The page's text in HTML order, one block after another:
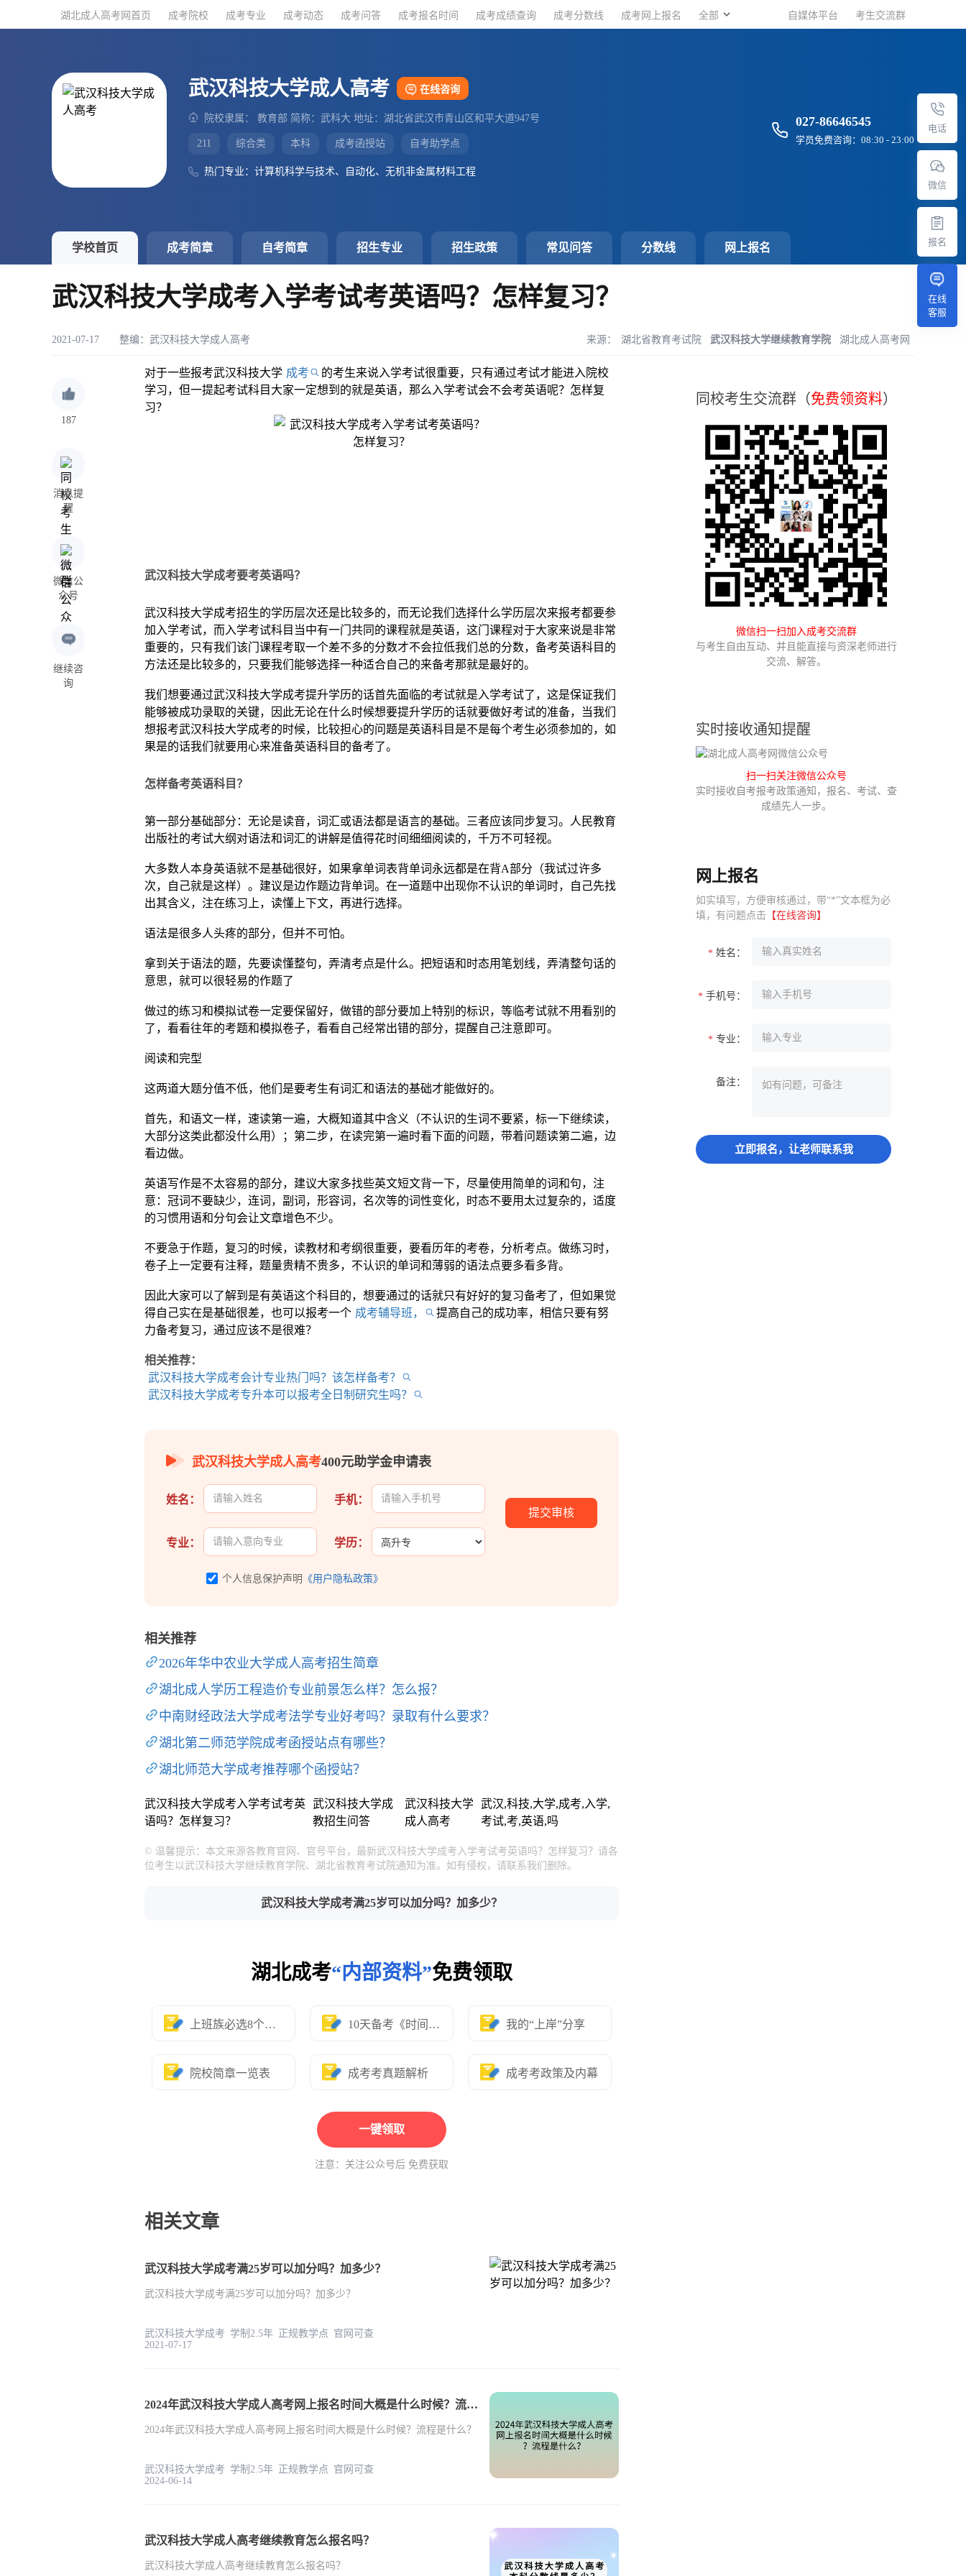
湖北成人高考网首页 成考院校 成考专业 成考动态 成考问答 成考报名时间 成考成绩查询 成考分数线 成考网上报名 全部 自媒体平台 考生交流群
武汉科技大学成人高考 在线咨询
院校隶属： 教育部 简称：武科大 地址：湖北省武汉市青山区和平大道947号
211 综合类 本科 成考函授站 自考助学点
热门专业：计算机科学与技术、自动化、无机非金属材料工程
027-86646545
学员免费咨询：08:30 - 23:00
学校首页 成考简章 自考简章 招生专业 招生政策 常见问答 分数线 网上报名
电话
微信
报名
在线
客服
武汉科技大学成考入学考试考英语吗？怎样复习？
2021-07-17 整编： 武汉科技大学成人高考 来源： 湖北省教育考试院 武汉科技大学继续教育学院 湖北成人高考网
187
消息提
醒
微信公
众号
继续咨
询
对于一些报考武汉科技大学 成考
的考生来说入学考试很重要，只有通过考试才能进入院校
学习，但一提起考试科目大家一定想到的就是英语，那么入学考试会不会考英语呢？怎样复
习？
武汉科技大学成考要考英语吗？
武汉科技大学成考招生的学历层次还是比较多的，而无论我们选择什么学历层次来报考都要参
加入学考试，而入学考试科目当中有一门共同的课程就是英语，这门课程对于大家来说是非常
重要的，只有我们该门课程考取一个差不多的分数才不会拉低我们总的分数，备考英语科目的
方法还是比较多的，只要我们能够选择一种适合自己的来备考那就是最好的。
我们想要通过武汉科技大学成考提升学历的话首先面临的考试就是入学考试了，这是保证我们
能够被成功录取的关键，因此无论在什么时候想要提升学历的话就要做好考试的准备，当我们
想报考武汉科技大学成考的时候，比较担心的问题是英语科目是不是每个考生必须参加的，如
果是的话我们就要用心来准备英语科目的备考了。
怎样备考英语科目？
第一部分基础部分：无论是读音，词汇或语法都是语言的基础。三者应该同步复习。人民教育
出版社的考试大纲对语法和词汇的讲解是值得花时间细细阅读的，千万不可轻视。
大多数人本身英语就不是基础很好，如果拿单词表背单词永远都是在背A部分（我试过许多
次，自己就是这样）。建议是边作题边背单词。在一道题中出现你不认识的单词时，自己先找
出其含义，注在练习上，读懂上下文，再进行选择。
语法是很多人头疼的部分，但并不可怕。
拿到关于语法的题，先要读懂整句，弄清考点是什么。把短语和时态用笔划线，弄清整句话的
意思，就可以很轻易的作题了
做过的练习和模拟试卷一定要保留好，做错的部分要加上特别的标识，等临考试就不用看别的
了，看看往年的考题和模拟卷子，看看自己经常出错的部分，提醒自己注意即可。
阅读和完型
这两道大题分值不低，他们是要考生有词汇和语法的基础才能做好的。
首先，和语文一样，速读第一遍，大概知道其中含义（不认识的生词不要紧，标一下继续读，
大部分这类此都没什么用）；第二步，在读完第一遍时看下面的问题，带着问题读第二遍，边
看边做。
英语写作是不太容易的部分，建议大家多找些英文短文背一下，尽量使用简单的词和句，注
意：冠词不要缺少，连词，副词，形容词，名次等的词性变化，时态不要用太过复杂的，适度
的习惯用语和分句会让文章增色不少。
不要急于作题，复习的时候，读教材和考纲很重要，要看历年的考卷，分析考点。做练习时，
卷子上一定要有注释，题量贵精不贵多，不认识的单词和薄弱的语法点要多看多背。
因此大家可以了解到是有英语这个科目的，想要通过的话就只有好好的复习备考了，但如果觉
得自己实在是基础很差，也可以报考一个 成考辅导班，
提高自己的成功率，相信只要有努
力备考复习，通过应该不是很难？
相关推荐：
武汉科技大学成考会计专业热门吗？该怎样备考？
武汉科技大学成考专升本可以报考全日制研究生吗？
武汉科技大学成人高考400元助学金申请表
姓名： 手机：
专业： 学历：
个人信息保护声明 《用户隐私政策》
相关推荐
2026年华中农业大学成人高考招生简章
湖北成人学历工程造价专业前景怎么样？怎么报？
中南财经政法大学成考法学专业好考吗？录取有什么要求？
湖北第二师范学院成考函授站点有哪些？
湖北师范大学成考推荐哪个函授站？
武汉科技大学成考入学考试考英
语吗？怎样复习？
武汉科技大学成
教招生问答
武汉科技大学
成人高考
武汉,科技,大学,成考,入学,
考试,考,英语,吗
© 温馨提示：本文来源各教育官网、官号平台，最新武汉科技大学成考入学考试考英语吗？怎样复习？请各
位考生以武汉科技大学继续教育学院、湖北省教育考试院通知为准。如有侵权，请联系我们删除。
武汉科技大学成考满25岁可以加分吗？加多少？
湖北成考“内部资料”免费领取
上班族必选8个专业 10天备考《时间表》 我的“上岸”分享
院校简章一览表 成考考真题解析 成考考政策及内幕
一键领取
注意：关注公众号后 免费获取
相关文章
武汉科技大学成考满25岁可以加分吗？加多少？
武汉科技大学成考满25岁可以加分吗？加多少？
武汉科技大学成考 学制2.5年 正规教学点 官网可查
2021-07-17
2024年武汉科技大学成人高考网上报名时间大概是什么时候？流程是什么？
2024年武汉科技大学成人高考网上报名时间大概是什么时候？流程是什么？
武汉科技大学成考 学制2.5年 正规教学点 官网可查
2024-06-14
武汉科技大学成人高考继续教育怎么报名吗？
武汉科技大学成人高考继续教育怎么报名吗？
同校考生交流群（免费领资料）
微信扫一扫加入成考交流群
与考生自由互动、并且能直接与资深老师进行
交流、解答。
湖北成人高考网首页 成考院校 成考专业 成考动态 成考问答 成考报名时间 成考成绩查询 成考分数线 成考网上报名 全部 自媒体平台 考生交流群
实时接收通知提醒
扫一扫关注微信公众号
实时接收自考报考政策通知，报名、考试、查
成绩先人一步。
网上报名
如实填写，方便审核通过，带“*”文本框为必
填，有问题点击 【在线咨询】
* 姓名：
* 手机号：
* 专业：
备注：